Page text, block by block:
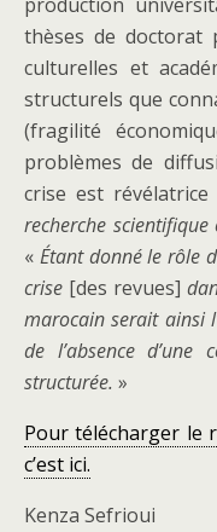
thèses de doctorat
culturelles et
structurels que
(fragilité
problèmes de
crise est
recherche scientifique
« Étant donné le rôle
crise [des revues]
marocain serait ainsi
de l’absence d’une
structurée. »
Pour télécharger le
c’est ici.
Kenza Sefrioui